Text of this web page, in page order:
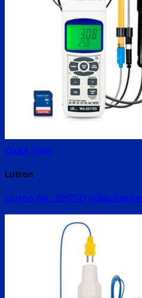
Quick View
Lutron
Lutron WA-2017SD เครื่องวัดคุณ